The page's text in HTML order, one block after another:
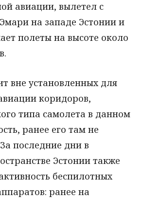
авиации, вылетел с
на западе Эстонии и
полеты на высоте около
вне установленных для
коридоров,
типа самолета в данном
ранее его там не
последние дни в
Эстонии также
беспилотных
ранее на